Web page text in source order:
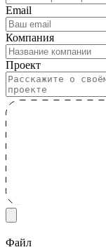
Email
Компания
Проект
Файл